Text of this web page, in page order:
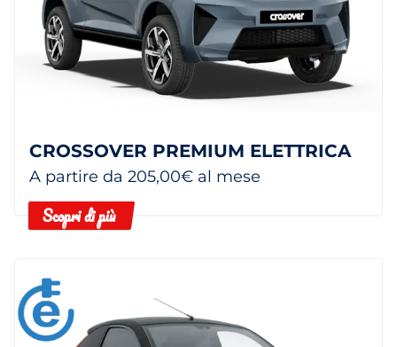
CROSSOVER PREMIUM ELETTRICA
A partire da 205,00€ al mese
Scopri di più